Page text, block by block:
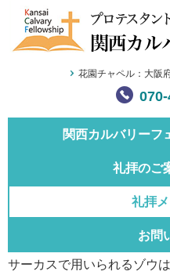
花園チャペル：大阪
関西カルバリーフ
礼拝のご
礼拝
お問
サーカスで用いられるゾウ